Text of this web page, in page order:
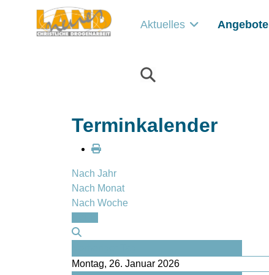
Aktuelles Angebote
Terminkalender
Nach Jahr
Nach Monat
Nach Woche
Montag, 26. Januar 2026